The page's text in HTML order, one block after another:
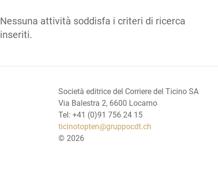
Nessuna attività soddisfa i criteri di ricerca
inseriti.
Società editrice del Corriere del Ticino SA
Via Balestra 2, 6600 Locarno
Tel: +41 (0)91 756 24 15
ticinotopten@gruppocdt.ch
© 2026